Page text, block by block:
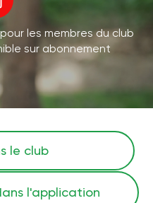
les membres du club
sur abonnement
le club
l'application